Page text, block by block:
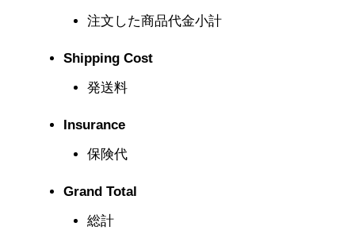
注文した商品代金小計
Shipping Cost
発送料
Insurance
保険代
Grand Total
総計